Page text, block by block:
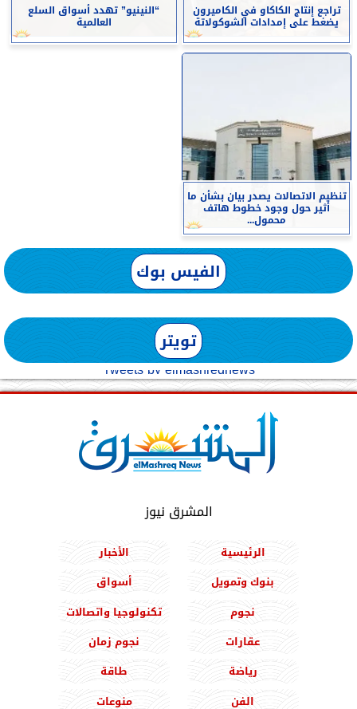
تراجع إنتاج الكاكاو في الكاميرون
يضغط على إمدادات الشوكولاتة
“النينيو” تهدد أسواق السلع
العالمية
تنظيم الاتصالات يصدر بيان بشأن ما
أثير حول وجود خطوط هاتف
محمول...
الفيس بوك
تويتر
Tweets by elmashreqnews
المشرق نيوز
الرئيسية
الأخبار
بنوك وتمويل
أسواق
نجوم
تكنولوجيا واتصالات
عقارات
نجوم زمان
رياضة
طاقة
الفن
منوعات